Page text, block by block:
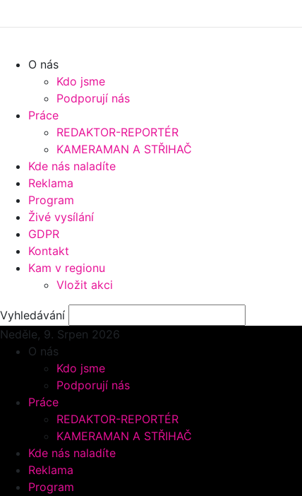
O nás
Kdo jsme
Podporují nás
Práce
REDAKTOR-REPORTÉR
KAMERAMAN A STŘIHAČ
Kde nás naladíte
Reklama
Program
Živé vysílání
GDPR
Kontakt
Kam v regionu
Vložit akci
Vyhledávání
Neděle, 9. Srpen 2026
O nás
Kdo jsme
Podporují nás
Práce
REDAKTOR-REPORTÉR
KAMERAMAN A STŘIHAČ
Kde nás naladíte
Reklama
Program